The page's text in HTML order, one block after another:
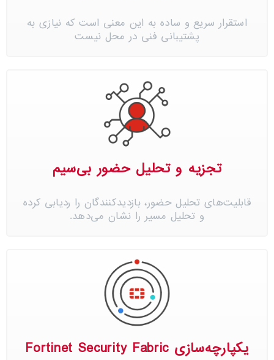
استقرار سریع و ساده به این معنی است که نیازی به
پشتیبانی فنی در محل نیست
تجزیه و تحلیل حضور بی‌سیم
قابلیت‌های تحلیل حضور، بازدیدکنندگان را ردیابی کرده
و تحلیل مسیر را نشان می‌دهد.
یکپارچه‌سازی Fortinet Security Fabric